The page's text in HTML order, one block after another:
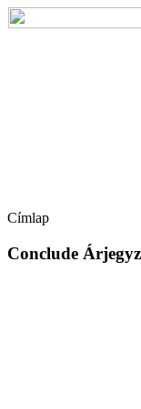
Címlap
Conclude